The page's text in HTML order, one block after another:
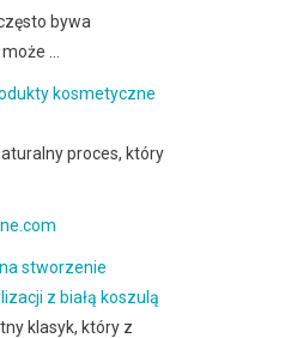
bywa
…
kosmetyczne
proces, który
stworzenie
z białą koszulą
klasyk, który z